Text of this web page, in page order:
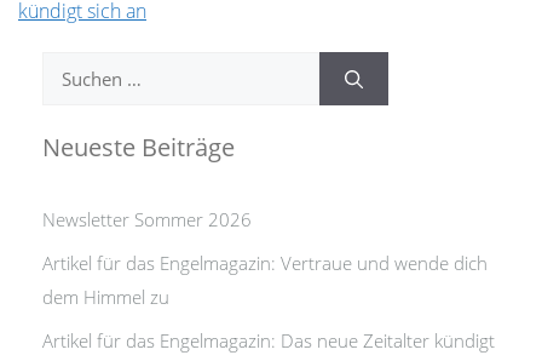
kündigt sich an
Suchen
Neueste Beiträge
Newsletter Sommer 2026
Artikel für das Engelmagazin: Vertraue und wende dich
dem Himmel zu
Artikel für das Engelmagazin: Das neue Zeitalter kündigt